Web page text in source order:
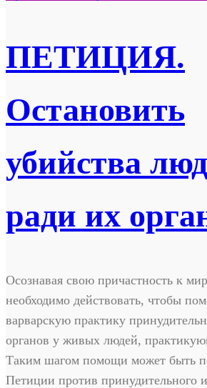
ПЕТИЦИЯ.
Остановить
убийства
ради их
Осознавая свою причастность к
необходимо действовать, чтобы
варварскую практику
органов у живых людей,
Таким шагом помощи может быть
Петиции против принудительного